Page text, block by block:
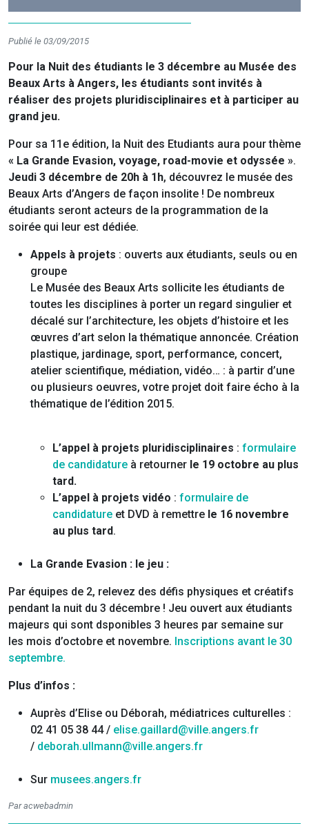
Publié le 03/09/2015
Pour la Nuit des étudiants le 3 décembre au Musée des
Beaux Arts à Angers, les étudiants sont invités à
réaliser des projets pluridisciplinaires et à participer au
grand jeu.
Pour sa 11e édition, la Nuit des Etudiants aura pour thème
« La Grande Evasion, voyage, road-movie et odyssée ».
Jeudi 3 décembre de 20h à 1h, découvrez le musée des
Beaux Arts d’Angers de façon insolite ! De nombreux
étudiants seront acteurs de la programmation de la
soirée qui leur est dédiée.
Appels à projets : ouverts aux étudiants, seuls ou en
groupe
Le Musée des Beaux Arts sollicite les étudiants de
toutes les disciplines à porter un regard singulier et
décalé sur l’architecture, les objets d’histoire et les
œuvres d’art selon la thématique annoncée. Création
plastique, jardinage, sport, performance, concert,
atelier scientifique, médiation, vidéo… : à partir d’une
ou plusieurs oeuvres, votre projet doit faire écho à la
thématique de l’édition 2015.
L’appel à projets pluridisciplinaires : formulaire
de candidature à retourner le 19 octobre au plus
tard.
L’appel à projets vidéo : formulaire de
candidature et DVD à remettre le 16 novembre
au plus tard.
La Grande Evasion : le jeu :
Par équipes de 2, relevez des défis physiques et créatifs
pendant la nuit du 3 décembre ! Jeu ouvert aux étudiants
majeurs qui sont dsponibles 3 heures par semaine sur
les mois d’octobre et novembre. Inscriptions avant le 30
septembre.
Plus d’infos :
Auprès d’Elise ou Déborah, médiatrices culturelles :
02 41 05 38 44 / elise.gaillard@ville.angers.fr
/ deborah.ullmann@ville.angers.fr
Sur musees.angers.fr
Par acwebadmin